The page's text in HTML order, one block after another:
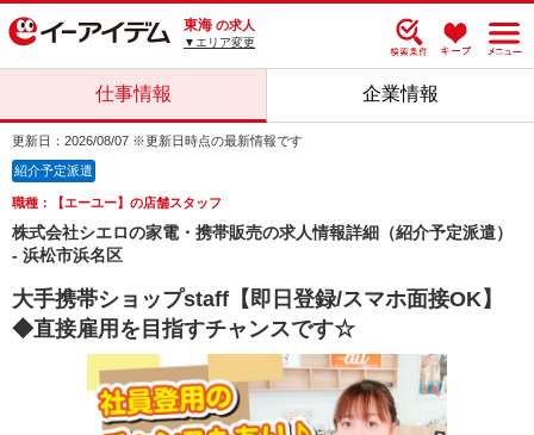
東海 の求人
▼エリア変更
仕事情報 企業情報
更新日：2026/08/07 ※更新日時点の最新情報です
紹介予定派遣
職種：【エーユー】の店舗スタッフ
株式会社シエロの家電・携帯販売の求人情報詳細（紹介予定派遣）
- 浜松市浜名区
大手携帯ショップstaff【即日登録/スマホ面接OK】
◆直接雇用を目指すチャンスです☆